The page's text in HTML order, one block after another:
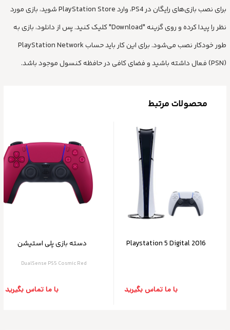
برای نصب بازی‌های رایگان در PS4، وارد PlayStation Store شوید، بازی مورد
نظر را پیدا کرده و روی گزینه "Download" کلیک کنید. پس از دانلود، بازی به
طور خودکار نصب می‌شود. برای این کار باید حساب PlayStation Network
(PSN) فعال داشته باشید و فضای کافی در حافظه کنسول موجود باشد.
محصولات مرتبط
Playstation 5 Digital 2016
با ما تماس بگیرید
دسته بازی پلی استیشن
SONY PS5 DualSense
DualSense PS5 Cosmic Red
با ما تماس بگیرید